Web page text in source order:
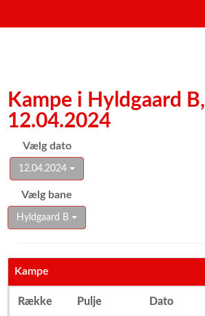
Kampe i Hyldgaard B,
12.04.2024
Vælg dato
12.04.2024
Vælg bane
Hyldgaard B
Kampe
Række Pulje Dato